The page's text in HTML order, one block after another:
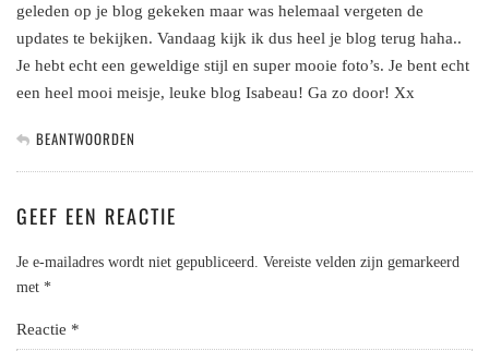
geleden op je blog gekeken maar was helemaal vergeten de
updates te bekijken. Vandaag kijk ik dus heel je blog terug haha..
Je hebt echt een geweldige stijl en super mooie foto’s. Je bent echt
een heel mooi meisje, leuke blog Isabeau! Ga zo door! Xx
BEANTWOORDEN
GEEF EEN REACTIE
Je e-mailadres wordt niet gepubliceerd.
Vereiste velden zijn gemarkeerd
met *
Reactie *